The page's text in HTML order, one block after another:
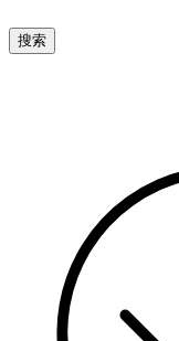
搜索